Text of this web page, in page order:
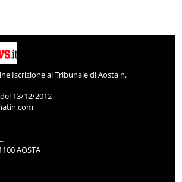
Iscrizione al Tribunale di Aosta n.
13/12/2012
AOSTA